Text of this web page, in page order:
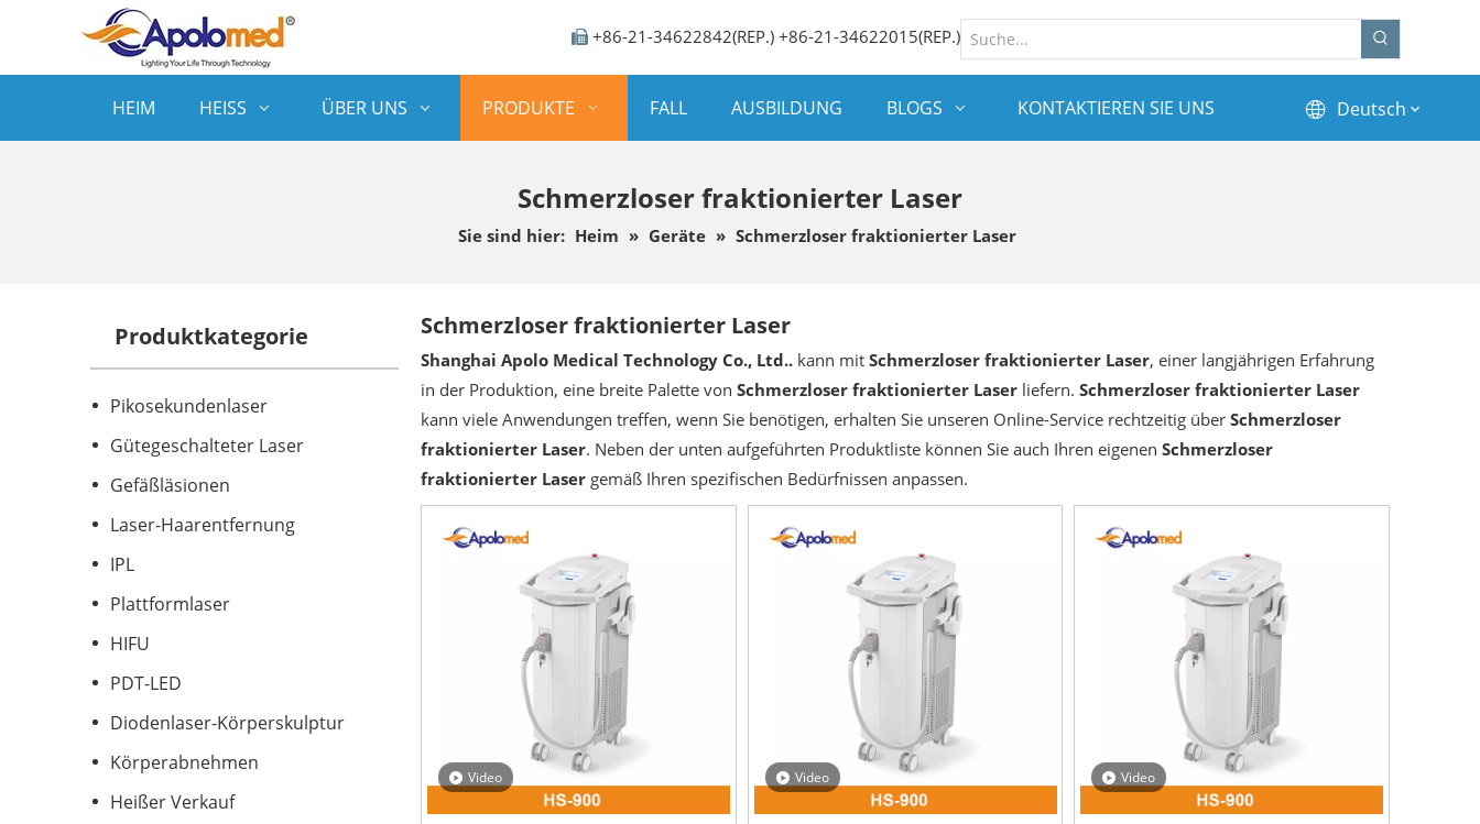
 +86-21-34622842(REP.) +86-21-34622015(REP.)
HEIM HEISS ÜBER UNS PRODUKTE FALL AUSBILDUNG BLOGS KONTAKTIEREN SIE UNS Deutsch
Schmerzloser fraktionierter Laser
Sie sind hier: Heim » Geräte » Schmerzloser fraktionierter Laser
Produktkategorie
Pikosekundenlaser
Gütegeschalteter Laser
Gefäßläsionen
Laser-Haarentfernung
IPL
Plattformlaser
HIFU
PDT-LED
Diodenlaser-Körperskulptur
Körperabnehmen
Heißer Verkauf
Schmerzloser fraktionierter Laser
Shanghai Apolo Medical Technology Co., Ltd.. kann mit Schmerzloser fraktionierter Laser, einer langjährigen Erfahrung
in der Produktion, eine breite Palette von Schmerzloser fraktionierter Laser liefern. Schmerzloser fraktionierter Laser
kann viele Anwendungen treffen, wenn Sie benötigen, erhalten Sie unseren Online-Service rechtzeitig über Schmerzloser
fraktionierter Laser. Neben der unten aufgeführten Produktliste können Sie auch Ihren eigenen Schmerzloser
fraktionierter Laser gemäß Ihren spezifischen Bedürfnissen anpassen.
Video Video Video